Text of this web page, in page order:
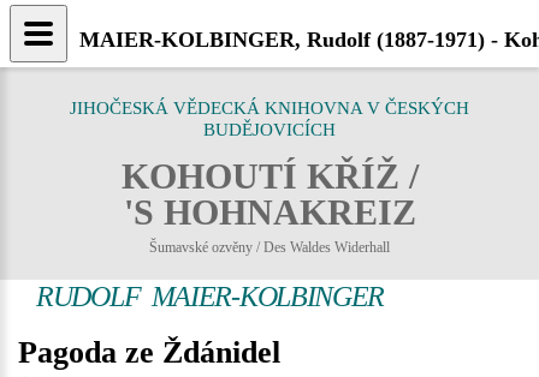
JIHOČESKÁ VĚDECKÁ KNIHOVNA V ČESKÝCH
BUDĚJOVICÍCH
KOHOUTÍ KŘÍŽ /
'S HOHNAKREIZ
Šumavské ozvěny / Des Waldes Widerhall
RUDOLF MAIER-KOLBINGER
Pagoda ze Ždánidel
MAIER-KOLBINGER, Rudolf (1887-1971) -